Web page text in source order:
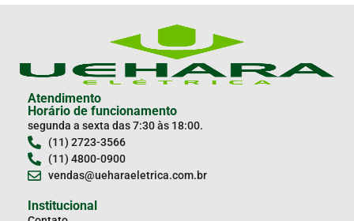
Atendimento
Horário de funcionamento
segunda a sexta das 7:30 às 18:00.
(11) 2723-3566
(11) 4800-0900
vendas@ueharaeletrica.com.br
Institucional